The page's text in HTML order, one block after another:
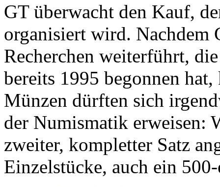
GT überwacht den Kauf,
organisiert wird. Nachdem
Recherchen weiterführt,
bereits 1995 begonnen
Münzen dürften sich
der Numismatik erweisen:
zweiter, kompletter Satz
Einzelstücke, auch ein